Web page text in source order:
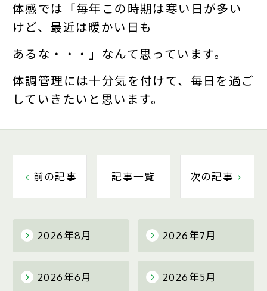
2026年8月 2026年7月
2026年6月 2026年5月
体感では「毎年この時期は寒い日が多い
けど、最近は暖かい日も
あるな・・・」なんて思っています。
体調管理には十分気を付けて、毎日を過ご
していきたいと思います。
前の記事 記事一覧 次の記事